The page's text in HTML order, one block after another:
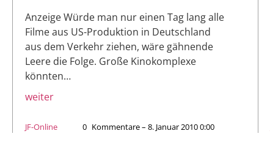
Anzeige Würde man nur einen Tag lang alle
Filme aus US-Produktion in Deutschland
aus dem Verkehr ziehen, wäre gähnende
Leere die Folge. Große Kinokomplexe
könnten…
weiter
JF-Online 0 Kommentare – 8. Januar 2010 0:00